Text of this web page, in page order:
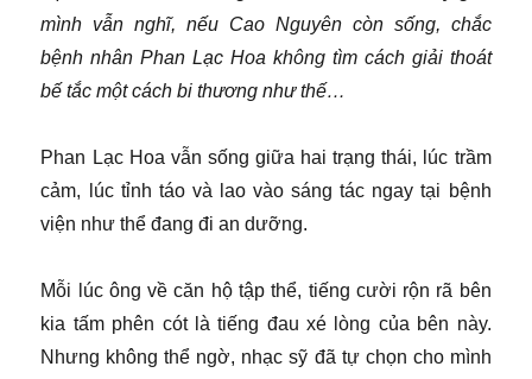
mình vẫn nghĩ, nếu Cao Nguyên còn sống, chắc
bệnh nhân Phan Lạc Hoa không tìm cách giải thoát
bế tắc một cách bi thương như thế…
Phan Lạc Hoa vẫn sống giữa hai trạng thái, lúc trầm
cảm, lúc tỉnh táo và lao vào sáng tác ngay tại bệnh
viện như thể đang đi an dưỡng.
Mỗi lúc ông về căn hộ tập thể, tiếng cười rộn rã bên
kia tấm phên cót là tiếng đau xé lòng của bên này.
Nhưng không thể ngờ, nhạc sỹ đã tự chọn cho mình